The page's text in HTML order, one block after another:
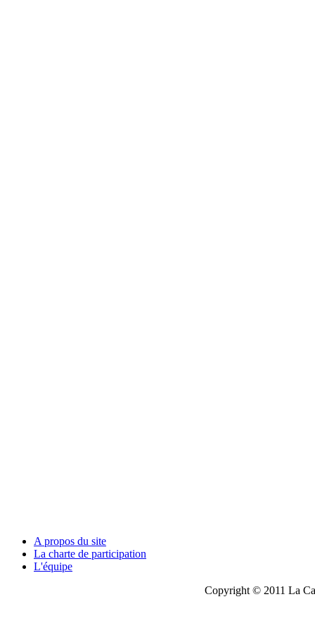
A propos du site
La charte de participation
L'équipe
Copyright © 2011 La